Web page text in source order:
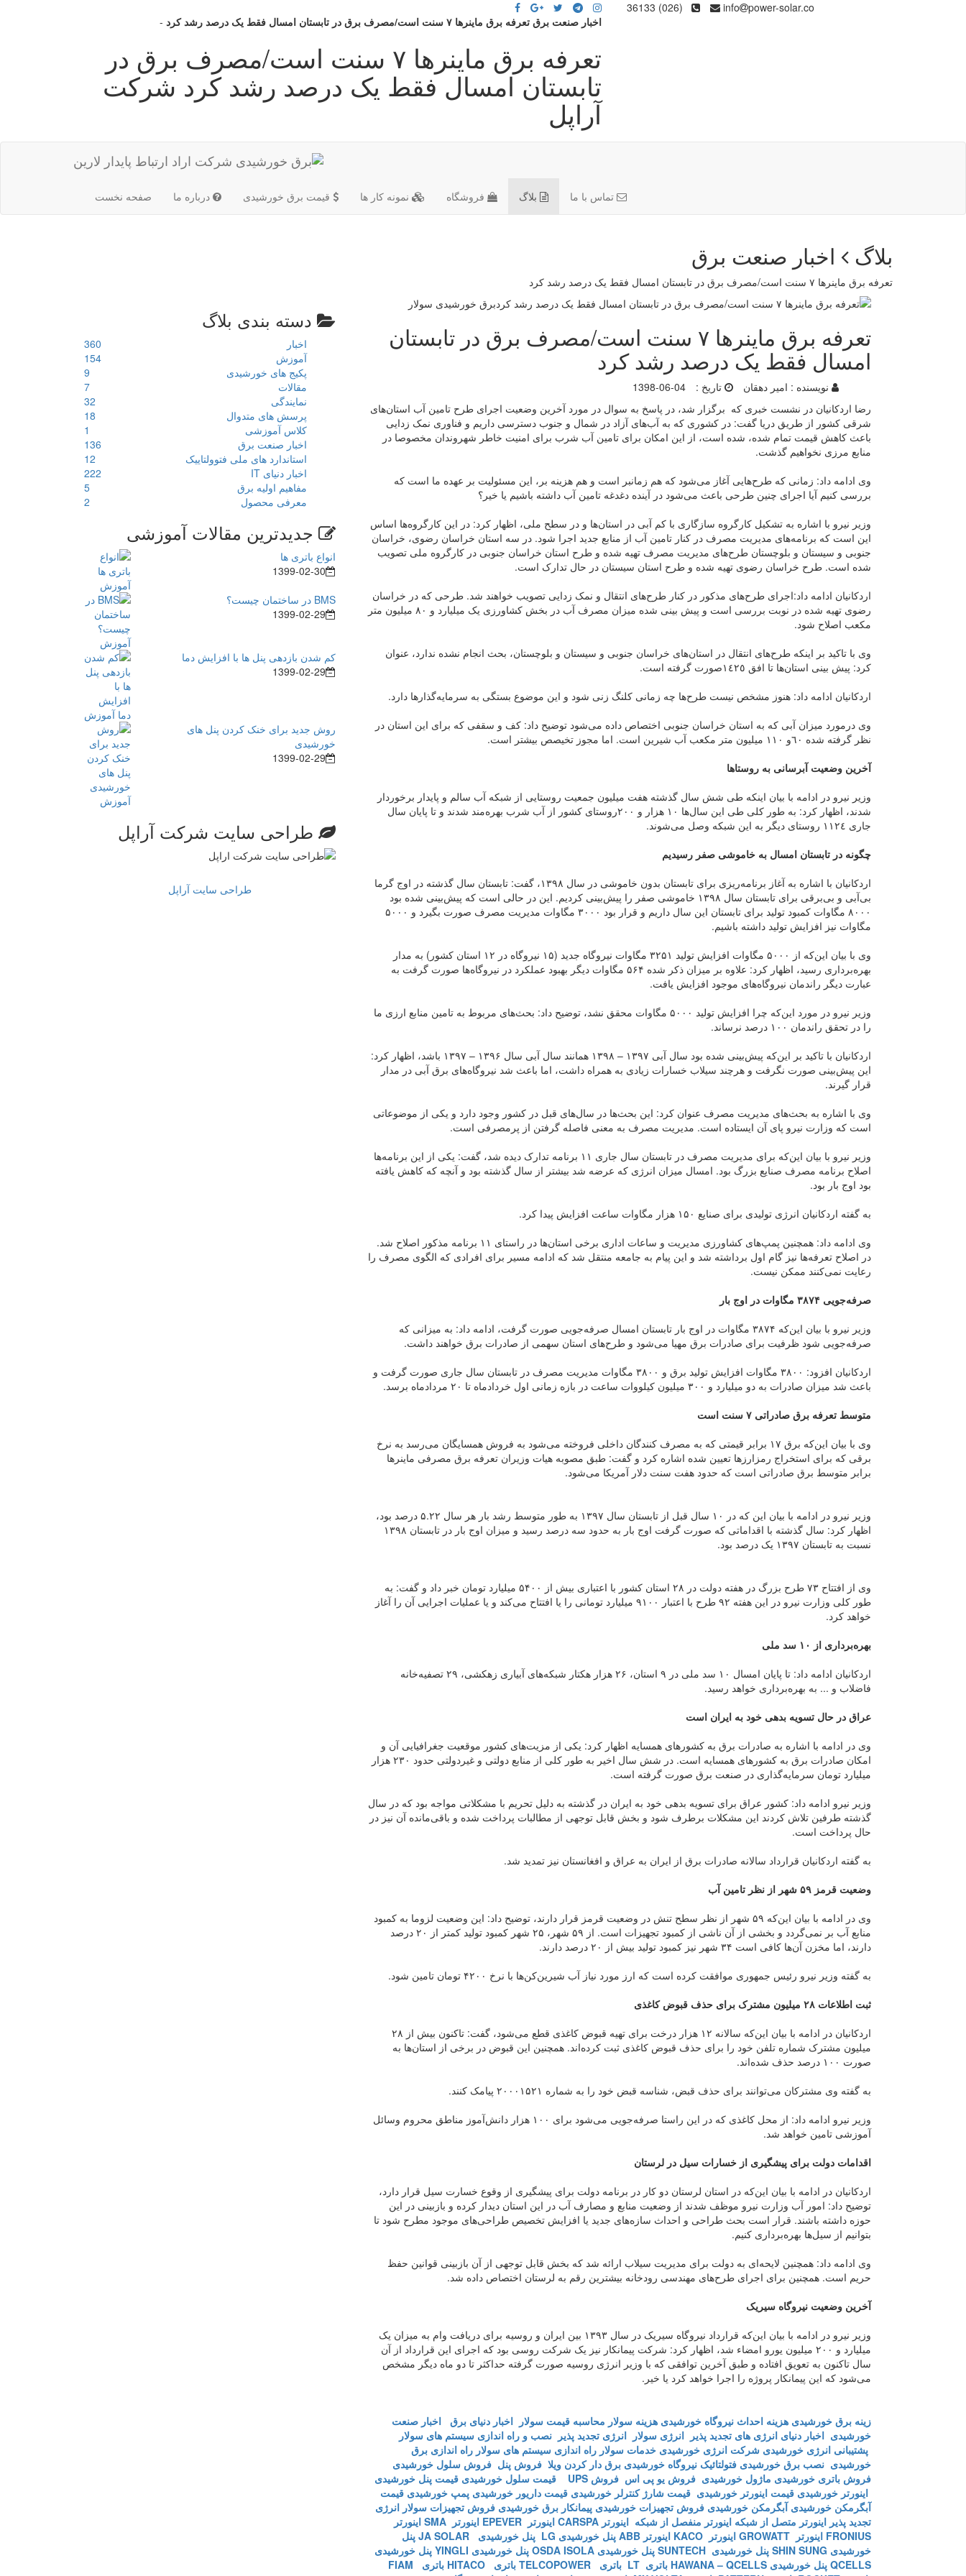
اخبار صنعت برق تعرفه برق ماینرها ۷ سنت است/مصرف برق در تابستان امسال فقط یک درصد رشد کرد -
تعرفه برق ماینرها ۷ سنت است/مصرف برق در
تابستان امسال فقط یک درصد رشد کرد شرکت
آراپل
info power-solar.co
(026) 36133
صفحه نخست درباره ما قیمت برق خورشیدی نمونه کار ها فروشگاه بلاگ تماس با ما
بلاگ اخبار صنعت برق
تعرفه برق ماینرها ۷ سنت است/مصرف برق در تابستان امسال فقط یک درصد رشد کرد
دسته بندی بلاگ
اخبار
360
آموزش
154
پکیج های خورشیدی
9
مقالات
7
نمایندگی
32
پرسش های متدوال
18
کلاس آموزشی
1
اخبار صنعت برق
136
استاندارد های ملی فتوولتاییک
12
اخبار دنیای IT
222
مفاهیم اولیه برق
5
معرفی محصول
2
جدیدترین مقالات آموزشی
انواع باتری ها
1399-02-30
BMS در ساختمان چیست؟
1399-02-29
کم شدن بازدهی پنل ها با افزایش دما
1399-02-29
روش جدید برای خنک کردن پنل های
خورشیدی
1399-02-29
طراحی سایت شرکت آراپل
طراحی سایت آراپل
تعرفه برق ماینرها ۷ سنت است/مصرف برق در تابستان
امسال فقط یک درصد رشد کرد
نویسنده : امیر دهقان تاریخ :
1398-06-04
رضا اردکانیان در نشست خبری که برگزار شد، در پاسخ به سوال در مورد آخرین وضعیت اجرای طرح تامین آب استان‌های
شرقی کشور از طریق دریا گفت: در کشوری که به آب‌های آزاد در شمال و جنوب دسترسی داریم و فناوری نمک زدایی
باعث کاهش قیمت تمام شده، شده است، از این امکان برای تامین آب شرب برای امنیت خاطر شهروندان مخصوصا در
منابع مرزی نخواهیم گذشت.
وی ادامه داد: زمانی که طرح‌هایی آغاز می‌شود که هم زمانبر است و هم هزینه بر، این مسئولیت بر عهده ما است که
بررسی کنیم آیا اجرای چنین طرحی باعث می‌شود در آینده دغدغه تامین آب داشته باشیم یا خیر؟
وزیر نیرو با اشاره به تشکیل کارگروه سازگاری با کم آبی در استان‌ها و در سطح ملی، اظهار کرد: در این کارگروه‌ها اساس
این است که برنامه‌های مدیریت مصرف در کنار تامین آب از منابع جدید اجرا شود. در سه استان خراسان رضوی، خراسان
جنوبی و سیستان و بلوچستان طرح‌های مدیریت مصرف تهیه شده و طرح استان خراسان جنوبی در کارگروه ملی تصویب
شده است. طرح خراسان رضوی تهیه شده و طرح استان سیستان در حال تدارک است.
اردکانیان ادامه داد:اجرای طرح‌های مذکور در کنار طرح‌های انتقال و نمک زدایی تصویب خواهند شد. طرحی که در خراسان
رضوی تهیه شده در نوبت بررسی است و پیش بینی شده میزان مصرف آب در بخش کشاورزی یک میلیارد و ٨٠ میلیون متر
مکعب اصلاح شود.
وی با تاکید بر اینکه طرح‌های انتقال در استان‌های خراسان جنوبی و سیستان و بلوچستان، بحث انجام نشده ندارد، عنوان
کرد: پیش بینی استان‌ها تا افق ١٤٢٥صورت گرفته است.
اردکانیان ادامه داد: هنوز مشخص نیست طرح‌ها چه زمانی کلنگ زنی شود و این موضوع بستگی به سرمایه‌گذار‌ها دارد.
وی درمورد میزان آبی که به استان خراسان جنوبی اختصاص داده می‌شود توضیح داد: کف و سقفی که برای این استان در
نظر گرفته شده ٦٠و ١١٠ میلیون متر مکعب آب شیرین است. اما مجوز تخیصص بیشتر است.
آخرین وضعیت آبرسانی به روستا‌ها
وزیر نیرو در ادامه با بیان اینکه طی شش سال گذشته هفت میلیون جمعیت روستایی از شبکه آب سالم و پایدار برخوردار
شدند، اظهار کرد: به طور کلی طی این سال‌ها ١٠ هزار و ٢٠٠روستای کشور از آب شرب بهره‌مند شدند و تا پایان سال
جاری ١١٢٤ روستای دیگر به این شبکه وصل می‌شوند.
چگونه در تابستان امسال به خاموشی صفر رسیدیم
اردکانیان با اشاره به آغاز برنامه‌ریزی برای تابستان بدون خاموشی در سال ۱۳۹۸، گفت: تابستان سال گذشته در اوج گرما
بی‌آبی و بی‌برقی برای تابستان سال ۱۳۹۸ خاموشی صفر را پیش‌بینی کردیم. این در حالی است که پیش‌بینی شده بود
۸۰۰۰ مگاوات کمبود تولید برای تابستان این سال داریم و قرار بود ۳۰۰۰ مگاوات مدیریت مصرف صورت بگیرد و ۵۰۰۰
مگاوات نیز افزایش تولید داشته باشیم.
وی با بیان این‌که از ۵۰۰۰ مگاوات افزایش تولید ۳۲۵۱ مگاوات نیروگاه جدید (۱۵ نیروگاه در ۱۲ استان کشور) به مدار
بهره‌برداری رسید، اظهار کرد: علاوه بر میزان ذکر شده ۵۶۴ مگاوات دیگر بهبود عملکرد در نیروگاه‌ها صورت گرفت به
عبارت دیگر راندمان نیروگاه‌های موجود افزایش یافت.
وزیر نیرو در مورد این‌که چرا افزایش تولید ۵۰۰۰ مگاوات محقق نشد، توضیح داد: بحث‌های مربوط به تامین منابع ارزی ما
را در تحقق راندمان ۱۰۰ درصد نرساند.
اردکانیان با تاکید بر این‌که پیش‌بینی شده بود سال آبی ۱۳۹۷ – ۱۳۹۸ همانند سال آبی سال ۱۳۹۶ – ۱۳۹۷ باشد، اظهار کرد:
این پیش‌بینی صورت نگرفت و هرچند سیلاب خسارات زیادی به همراه داشت، اما باعث شد نیروگاه‌های برق آبی در مدار
قرار گیرند.
وی با اشاره به بحث‌های مدیریت مصرف عنوان کرد: این بحث‌ها در سال‌های قبل در کشور وجود دارد و یکی از موضوعاتی
است که وزارت نیرو پای آن ایستاده است. مدیریت مصرف به معنی فاصله گرفتن از پرمصرفی است.
وزیر نیرو با بیان این‌که برای مدیریت مصرف در تابستان سال جاری ۱۱ برنامه تدارک دیده شد، گفت: یکی از این برنامه‌ها
اصلاح برنامه مصرف صنایع بزرگ بود. امسال میزان انرژی که عرضه شد بیشتر از سال گذشته بود و آنچه که کاهش یافته
بود اوج بار بود.
به گفته اردکانیان انرژی تولیدی برای صنایع ۱۵۰ هزار مگاوات ساعت افزایش پیدا کرد.
وی ادامه داد: همچنین پمپ‌های کشاورزی مدیریت و ساعات اداری برخی استان‌ها در راستای ۱۱ برنامه مذکور اصلاح شد.
در اصلاح تعرفه‌ها نیز گام اول برداشته شد و این پیام به جامعه منتقل شد که ادامه مسیر برای افرادی که الگوی مصرف را
رعایت نمی‌کنند ممکن نیست.
صرفه‌جویی ۳۸۷۴ مگاوات در اوج بار
وزیر نیرو با بیان این‌که ۳۸۷۴ مگاوات در اوج بار تابستان امسال صرفه‌جویی صورت گرفت، ادامه داد: به میزانی که
صرفه‌جویی شود ظرفیت برای صادرات برق مهیا می‌شود و طرح‌های استان سهمی از صادرات برق خواهند داشت.
اردکانیان افزود: ۳۸۰۰ مگاوات افزایش تولید برق و ۳۸۰۰ مگاوات مدیریت مصرف در تابستان سال جاری صورت گرفت و
باعث شد میزان صادرات به دو میلیارد و ۳۰۰ میلیون کیلووات ساعت در بازه زمانی اول خردادماه تا ۲۰ مردادماه برسد.
متوسط تعرفه برق صادراتی ۷ سنت است
وی با بیان این‌که برق ۱۷ برابر قیمتی که به مصرف کنندگان داخلی فروخته می‌شود به فروش همسایگان می‌رسد به نرخ
برقی که برای استخراج رمزارز‌ها تعیین شده اشاره کرد و گفت: طبق مصوبه هیات وزیران تعرفه برق مصرفی ماینر‌ها
برابر متوسط برق صادراتی است که حدود هفت سنت دلار آمریکا می‌شود.
وزیر نیرو در ادامه با بیان این که در ۱۰ سال قبل از تابستان سال ۱۳۹۷ به طور متوسط رشد بار هر سال ۵.۲۲ درصد بود،
اظهار کرد: سال گذشته با اقداماتی که صورت گرفت اوج بار به حدود سه درصد رسید و میزان اوج بار در تابستان ۱۳۹۸
نسبت به تابستان ۱۳۹۷ یک درصد بود.
وی از افتتاح ۷۳ طرح بزرگ در هفته دولت در ۲۸ استان کشور با اعتباری بیش از ۵۴۰۰ میلیارد تومان خبر داد و گفت: به
طور کلی وزارت نیرو در این هفته ۹۲ طرح با اعتبار ۹۱۰۰ میلیارد تومانی را یا افتتاح می‌کند و یا عملیات اجرایی آن را آغاز
خواهد کرد.
بهره‌برداری از ۱۰ سد ملی
اردکانیان ادامه داد: تا پایان امسال ۱۰ سد ملی در ۹ استان، ۲۶ هزار هکتار شبکه‌های آبیاری زهکشی، ۲۹ تصفیه‌خانه
فاضلاب و ... به بهره‌برداری خواهد رسید.
عراق در حال تسویه بدهی خود به ایران است
وی در ادامه با اشاره به صادرات برق به کشور‌های همسایه اظهار کرد: یکی از مزیت‌های کشور موقعیت جغرافیایی آن و
امکان صادرات برق به کشور‌های همسایه است. در شش سال اخیر به طور کلی از منابع دولتی و غیردولتی حدود ۲۳۰ هزار
میلیارد تومان سرمایه‌گذاری در صنعت برق صورت گرفته است.
وزیر نیرو ادامه داد: کشور عراق برای تسویه بدهی خود به ایران در گذشته به دلیل تحریم با مشکلاتی مواجه بود که در سال
گذشته طرفین تلاش کردند این مشکلات برطرف شود و بخش قابل توجهی از مطالبات پرداخت شده و باقی‌مانده آن نیز در
حال پرداخت است.
به گفته اردکانیان قرارداد سالانه صادرات برق از ایران به عراق و افغانستان نیز تمدید شد.
وضعیت قرمز ۵۹ شهر از نظر تامین آب
وی در ادامه با بیان این‌که ۵۹ شهر از نظر سطح تنش در وضعیت قرمز قرار دارند، توضیح داد: این وضعیت لزوما به کمبود
منابع آب بر نمی‌گردد و بخشی از آن ناشی از کمبود تجهیزات است. از ۵۹ شهر، ۲۵ شهر کمبود تولید کمتر از ۲۰ درصد
دارند، اما مخزن آن‌ها کافی است ۳۴ شهر نیز کمبود تولید بیش از ۲۰ درصد دارند.
به گفته وزیر نیرو رئیس جمهوری موافقت کرده است که ارز مورد نیاز آب شیرین‌کن‌ها با نرخ ۴۲۰۰ تومان تامین شود.
ثبت اطلاعات ۲۸ میلیون مشترک برای حذف قبوض کاغذی
اردکانیان در ادامه با بیان این‌که سالانه ۱۲ هزار درخت برای تهیه قبوض کاغذی قطع می‌شود، گفت: تاکنون بیش از ۲۸
میلیون مشترک شماره تلفن خود را برای حذف قبوض کاغذی ثبت کرده‌اند. همچنین این قبوض در برخی از استان‌ها به
صورت ۱۰۰ درصد حذف شده‌اند.
به گفته وی مشترکان می‌توانند برای حذف قبض، شناسه قبض خود را به شماره ۲۰۰۰۱۵۲۱ پیامک کنند.
وزیر نیرو ادامه داد: از محل کاغذی که در این راستا صرفه‌جویی می‌شود برای ۱۰۰ هزار دانش‌آموز مناطق محروم وسائل
آموزشی تامین خواهد شد.
اقدامات دولت برای پیشگیری از خسارات سیل در لرستان
اردکانیان در ادامه با بیان این‌که در استان لرستان دو کار در برنامه دولت برای پیشگیری از وقوع خسارت سیل قرار دارد،
توضیح داد: امور آب وزارت نیرو موظف شدند از وضعیت منابع و مصارف آب در این استان دیدار کرده و بازبینی در این
حوزه داشته باشند. قرار است بحث طراحی و احداث سازه‌های جدید یا افزایش تخصیص طراحی‌های موجود مطرح شود تا
بتوانیم از سیل‌ها بهره‌برداری کنیم.
وی ادامه داد: همچنین لایحه‌ای به دولت برای مدیریت سیلاب ارائه شد که بخش قابل توجهی از آن بازبینی قوانین حفظ
حریم است. همچنین برای اجرای طرح‌های مهندسی رودخانه بیشترین رقم به لرستان اختصاص داده شد.
آخرین وضعیت نیروگاه سیریک
وزیر نیرو در ادامه با بیان این‌که قرارداد نیروگاه سیریک در سال ۱۳۹۳ بین ایران و روسیه برای دریافت وام به میزان یک
میلیارد و ۲۰۰ میلیون یورو امضاء شد، اظهار کرد: شرکت پیمانکار نیز یک شرکت روسی بود که اجرای این قرارداد از آن
سال تاکنون به تعویق افتاده و طبق آخرین توافقی که با وزیر انرژی روسیه صورت گرفته حداکثر تا دو ماه دیگر مشخص
می‌شود که این پیمانکار پروژه را اجرا خواهد کرد یا خیر.
زینه برق خورشیدی هزینه احداث نیروگاه خورشیدی هزینه سولار محاسبه قیمت سولار اخبار دنیای برق اخبار صنعت
خورشیدی اخبار دنیای انرژی های تجدید پذیر انرژی سولار انرژی تجدید پذیر نصب و راه اندازی سیستم های سولار
پشتیبانی انرژی خورشیدی شرکت انرژی خورشیدی خدمات سولار راه اندازی سیستم های سولار راه اندازی برق
خورشیدی نصب برق خورشیدی فتولتائیک نیروگاه خورشیدی برق دار کردن ویلا فروش پنل فروش سلول خورشیدی
فروش باتری خورشیدی ماژول خورشیدی فروش یو پی اس فروش UPS قیمت سلول خورشیدی قیمت پنل خورشیدی
اینورتر خورشیدی قیمت اینورتر خورشیدی قیمت شارژ کنترلر خورشیدی قیمت داریور خورشیدی پمپ خورشیدی قیمت
آبگرمکن خورشیدی آبگرمکن خورشیدی فروش تجهیزات خورشیدی پیمانکار برق خورشیدی فروش تجهیزات سولار انرژی
تجدید پذیر اینورتر متصل از شبکه اینورتر منفصل از شبکه اینورتر CARSPA اینورتر EPEVER اینورتر SMA
اینورتر
FRONIUS اینورتر GROWATT اینورتر KACO اینورتر ABB پنل خورشیدی LG پنل خورشیدی JA SOLAR
پنل
خورشیدی SHIN SUNG
پنل خورشیدی SUNTECH پنل خورشیدی OSDA ISOLA پنل خورشیدی YINGLI
پنل خورشیدی
QCELLS پنل خورشیدی HAWANA – QCELLS باتری LT باتری TELCOPOWER باتری HITACO
باتری FIAM